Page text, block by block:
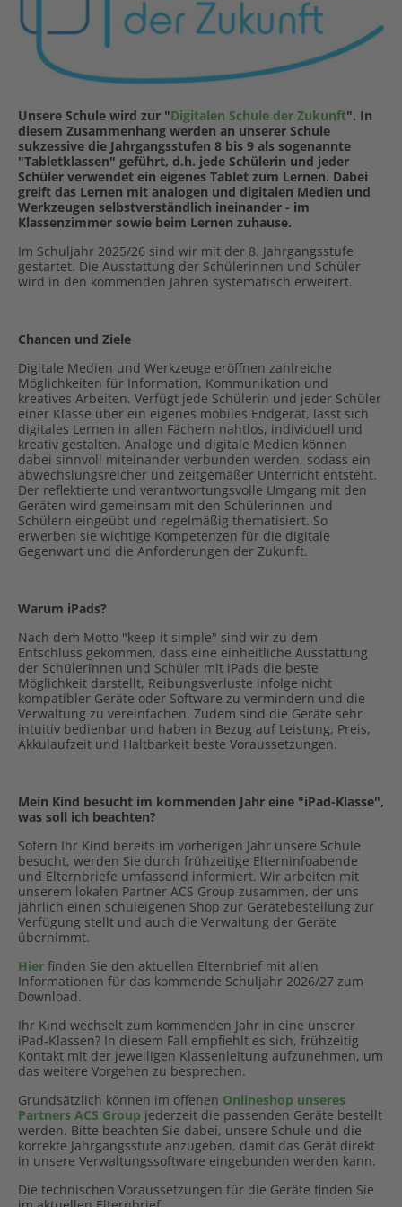
Unsere Schule wird zur "Digitalen Schule der Zukunft". In
diesem Zusammenhang werden an unserer Schule
sukzessive die Jahrgangsstufen 8 bis 9 als sogenannte
"Tabletklassen" geführt, d.h. jede Schülerin und jeder
Schüler verwendet ein eigenes Tablet zum Lernen. Dabei
greift das Lernen mit analogen und digitalen Medien und
Werkzeugen selbstverständlich ineinander - im
Klassenzimmer sowie beim Lernen zuhause.
Im Schuljahr 2025/26 sind wir mit der 8. Jahrgangsstufe
gestartet. Die Ausstattung der Schülerinnen und Schüler
wird in den kommenden Jahren systematisch erweitert.
Chancen und Ziele
Digitale Medien und Werkzeuge eröffnen zahlreiche
Möglichkeiten für Information, Kommunikation und
kreatives Arbeiten. Verfügt jede Schülerin und jeder Schüler
einer Klasse über ein eigenes mobiles Endgerät, lässt sich
digitales Lernen in allen Fächern nahtlos, individuell und
kreativ gestalten. Analoge und digitale Medien können
dabei sinnvoll miteinander verbunden werden, sodass ein
abwechslungsreicher und zeitgemäßer Unterricht entsteht.
Der reflektierte und verantwortungsvolle Umgang mit den
Geräten wird gemeinsam mit den Schülerinnen und
Schülern eingeübt und regelmäßig thematisiert. So
erwerben sie wichtige Kompetenzen für die digitale
Gegenwart und die Anforderungen der Zukunft.
Warum iPads?
Nach dem Motto "keep it simple" sind wir zu dem
Entschluss gekommen, dass eine einheitliche Ausstattung
der Schülerinnen und Schüler mit iPads die beste
Möglichkeit darstellt, Reibungsverluste infolge nicht
kompatibler Geräte oder Software zu vermindern und die
Verwaltung zu vereinfachen. Zudem sind die Geräte sehr
intuitiv bedienbar und haben in Bezug auf Leistung, Preis,
Akkulaufzeit und Haltbarkeit beste Voraussetzungen.
Mein Kind besucht im kommenden Jahr eine "iPad-Klasse",
was soll ich beachten?
Sofern Ihr Kind bereits im vorherigen Jahr unsere Schule
besucht, werden Sie durch frühzeitige Elterninfoabende
und Elternbriefe umfassend informiert. Wir arbeiten mit
unserem lokalen Partner ACS Group zusammen, der uns
jährlich einen schuleigenen Shop zur Gerätebestellung zur
Verfügung stellt und auch die Verwaltung der Geräte
übernimmt.
Hier finden Sie den aktuellen Elternbrief mit allen
Informationen für das kommende Schuljahr 2026/27 zum
Download.
Ihr Kind wechselt zum kommenden Jahr in eine unserer
iPad-Klassen? In diesem Fall empfiehlt es sich, frühzeitig
Kontakt mit der jeweiligen Klassenleitung aufzunehmen, um
das weitere Vorgehen zu besprechen.
Grundsätzlich können im offenen Onlineshop unseres
Partners ACS Group jederzeit die passenden Geräte bestellt
werden. Bitte beachten Sie dabei, unsere Schule und die
korrekte Jahrgangsstufe anzugeben, damit das Gerät direkt
in unsere Verwaltungssoftware eingebunden werden kann.
Die technischen Voraussetzungen für die Geräte finden Sie